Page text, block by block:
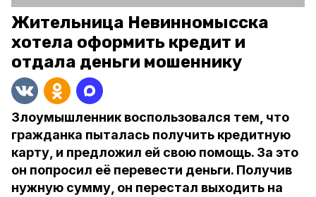
Жительница Невинномысска
хотела оформить кредит и
отдала деньги мошеннику
Злоумышленник воспользовался тем, что
гражданка пыталась получить кредитную
карту, и предложил ей свою помощь. За это
он попросил её перевести деньги. Получив
нужную сумму, он перестал выходить на